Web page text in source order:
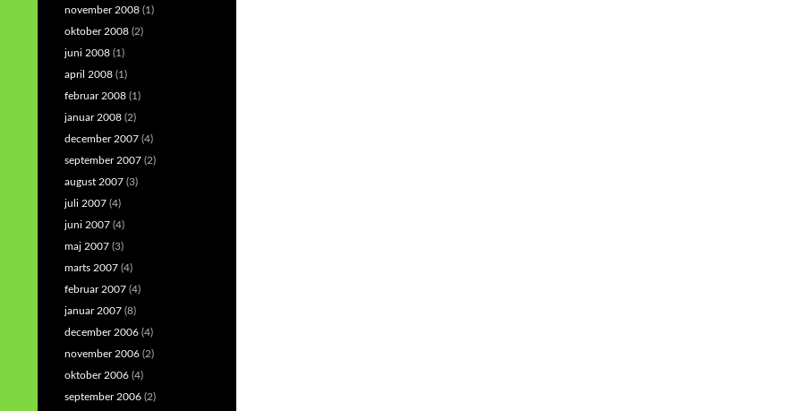
november 2008 (1)
oktober 2008 (2)
juni 2008 (1)
april 2008 (1)
februar 2008 (1)
januar 2008 (2)
december 2007 (4)
september 2007 (2)
august 2007 (3)
juli 2007 (4)
juni 2007 (4)
maj 2007 (3)
marts 2007 (4)
februar 2007 (4)
januar 2007 (8)
december 2006 (4)
november 2006 (2)
oktober 2006 (4)
september 2006 (2)